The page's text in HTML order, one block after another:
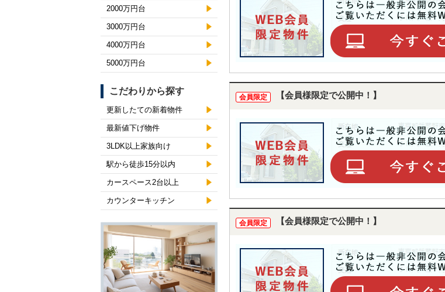
会員限定 【会員様限定で公開中！】
会員限定 【会員様限定で公開中！】
2000万円台
3000万円台
4000万円台
5000万円台
こだわりから探す
更新したての新着物件
最新値下げ物件
3LDK以上家族向け
駅から徒歩15分以内
カースペース2台以上
カウンターキッチン